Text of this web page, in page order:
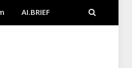
AI.BRIEF